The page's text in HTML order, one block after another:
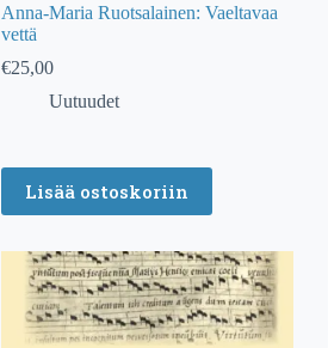
Anna-Maria Ruotsalainen: Vaeltavaa
vettä
€25,00
Uutuudet
Lisää ostoskoriin